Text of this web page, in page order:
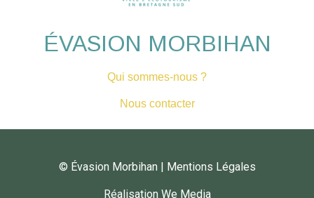
ÉVASION MORBIHAN
Qui sommes-nous ?
Nous contacter
© Évasion Morbihan Mentions Légales
Réalisation We Media